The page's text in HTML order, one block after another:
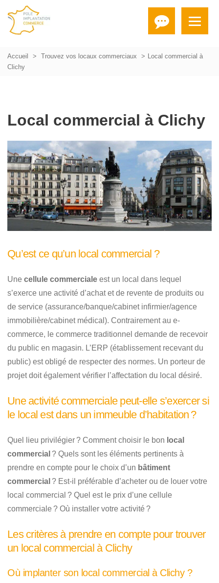
Accueil Trouvez vos locaux commerciaux
Local commercial à
Clichy
Local commercial à Clichy
Qu’est ce qu’un local commercial ?
Une cellule commerciale est un local dans lequel
s’exerce une activité d’achat et de revente de produits ou
de service (assurance/banque/cabinet infirmier/agence
immobilière/cabinet médical). Contrairement au e-
commerce, le commerce traditionnel demande de recevoir
du public en magasin. L’ERP (établissement recevant du
public) est obligé de respecter des normes. Un porteur de
projet doit également vérifier l’affectation du local désiré.
Une activité commerciale peut-elle s’exercer si
le local est dans un immeuble d’habitation ?
Quel lieu privilégier ? Comment choisir le bon local
commercial ? Quels sont les éléments pertinents à
prendre en compte pour le choix d’un bâtiment
commercial ? Est-il préférable d’acheter ou de louer votre
local commercial ? Quel est le prix d’une cellule
commerciale ? Où installer votre activité ?
Les critères à prendre en compte pour trouver
un local commercial à Clichy
Où implanter son local commercial à Clichy ?